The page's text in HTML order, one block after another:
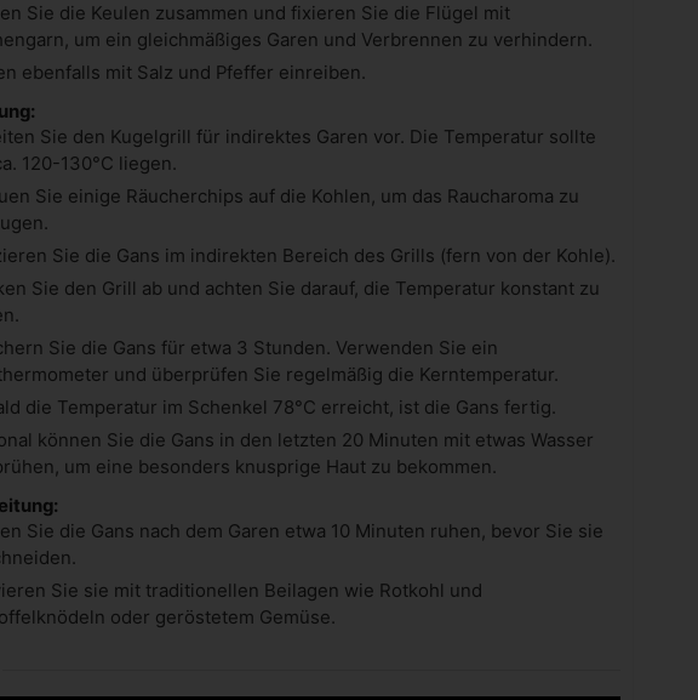
Sie die Keulen zusammen und fixieren Sie die Flügel mit
um ein gleichmäßiges Garen und Verbrennen zu verhindern.
ebenfalls mit Salz und Pfeffer einreiben.
Sie den Kugelgrill für indirektes Garen vor. Die Temperatur sollte
120-130°C liegen.
Sie einige Räucherchips auf die Kohlen, um das Raucharoma zu
Sie die Gans im indirekten Bereich des Grills (fern von der Kohle).
Sie den Grill ab und achten Sie darauf, die Temperatur konstant zu
Sie die Gans für etwa 3 Stunden. Verwenden Sie ein
und überprüfen Sie regelmäßig die Kerntemperatur.
die Temperatur im Schenkel 78°C erreicht, ist die Gans fertig.
können Sie die Gans in den letzten 20 Minuten mit etwas Wasser
um eine besonders knusprige Haut zu bekommen.
Sie die Gans nach dem Garen etwa 10 Minuten ruhen, bevor Sie sie
Sie sie mit traditionellen Beilagen wie Rotkohl und
oder geröstetem Gemüse.